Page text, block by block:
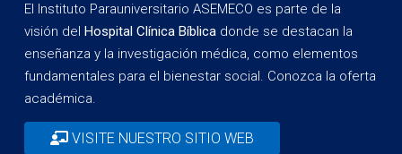
El Instituto Parauniversitario ASEMECO es parte de la
visión del Hospital Clínica Bíblica donde se destacan la
enseñanza y la investigación médica, como elementos
fundamentales para el bienestar social. Conozca la oferta
académica.
VISITE NUESTRO SITIO WEB